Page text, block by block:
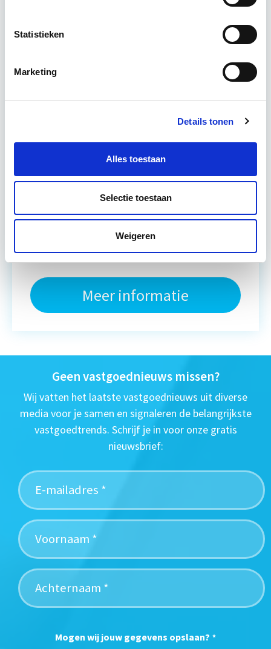
Statistieken
Marketing
Details tonen
Alles toestaan
Selectie toestaan
Weigeren
Vastgoedrecht & Bouwrecht
onvermijdelijke) incidentele juridische ongelukken
zo goed mogelijk zelf kunt afhandelen. Klassikaal
4 uur per week
Meer informatie
Geen vastgoednieuws missen?
Wij vatten het laatste vastgoednieuws uit diverse
media voor je samen en signaleren de belangrijkste
vastgoedtrends. Schrijf je in voor onze gratis
nieuwsbrief:
Mogen wij jouw gegevens opslaan? *